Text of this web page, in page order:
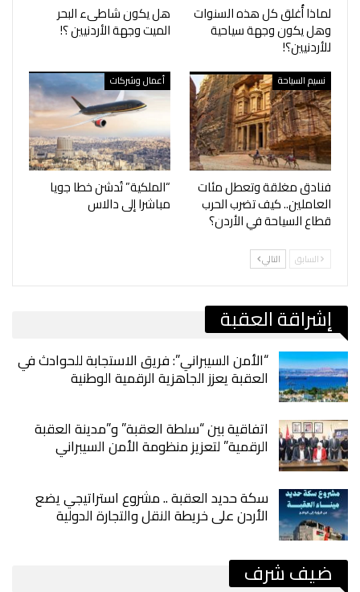
لماذا أُغلق كل هذه السنوات
وهل يكون وجهة سياحية
للأردنيين؟!
هل يكون شاطىء البحر
الميت وجهة الأردنيين ؟!
نسيم السياحة
فنادق مغلقة وتعطل مئات
العاملين.. كيف تضرب الحرب
قطاع السياحة في الأردن؟
أعمال وشركات
“الملكية” تُدشن خطا جويا
مباشرا إلى دالاس
السابق التالي
إشراقة العقبة
“الأمن السيبراني”: فريق الاستجابة للحوادث في
العقبة يعزز الجاهزية الرقمية الوطنية
اتفاقية بين “سلطة العقبة” و”مدينة العقبة
الرقمية” لتعزيز منظومة الأمن السيبراني
سكة حديد العقبة .. مشروع استراتيجي يضع
الأردن على خريطة النقل والتجارة الدولية
ضيف شرف